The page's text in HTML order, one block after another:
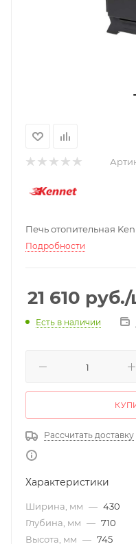
Печь отопительная
Подробности
21 610 руб./
Есть в наличии
Рассчитать доставку
Характеристики
Ширина, мм — 430
Глубина, мм — 710
Высота, мм — 745